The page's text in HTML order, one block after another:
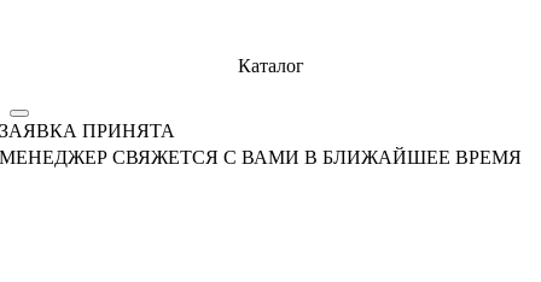
Каталог
ЗАЯВКА ПРИНЯТА
МЕНЕДЖЕР СВЯЖЕТСЯ С ВАМИ В БЛИЖАЙШЕЕ ВРЕМЯ